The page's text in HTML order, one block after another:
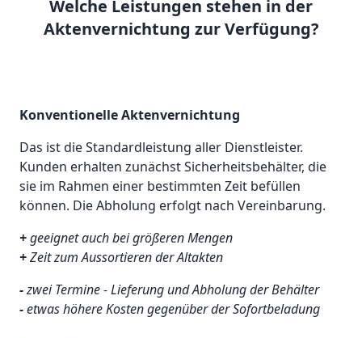
Welche Leistungen stehen in der
Aktenvernichtung zur Verfügung?
Konventionelle Aktenvernichtung
Das ist die Standardleistung aller Dienstleister.
Kunden erhalten zunächst Sicherheitsbehälter, die
sie im Rahmen einer bestimmten Zeit befüllen
können. Die Abholung erfolgt nach Vereinbarung.
+geeignet auch bei größeren Mengen
+Zeit zum Aussortieren der Altakten
-zwei Termine - Lieferung und Abholung der Behälter
-etwas höhere Kosten gegenüber der Sofortbeladung